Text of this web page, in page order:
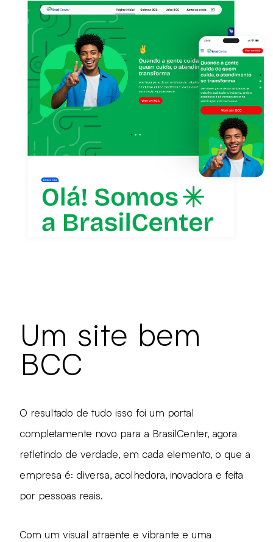
Um site bem
BCC
O resultado de tudo isso foi um portal
completamente novo para a BrasilCenter, agora
refletindo de verdade, em cada elemento, o que a
empresa é: diversa, acolhedora, inovadora e feita
por pessoas reais.
Com um visual atraente e vibrante e uma